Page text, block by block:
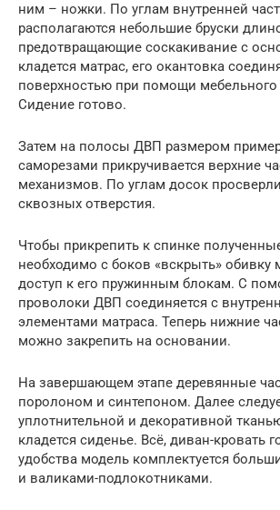
ним – ножки. По углам внутренней
располагаются небольшие бруски
предотвращающие соскакивание с
кладется матрас, его окантовка
поверхностью при помощи мебельного
Сидение готово.
Затем на полосы ДВП размером
саморезами прикручивается верхние
механизмов. По углам досок
сквозных отверстия.
Чтобы прикрепить к спинке
необходимо с боков «вскрыть» обивку
доступ к его пружинным блокам. С
проволоки ДВП соединяется с
элементами матраса. Теперь нижние
можно закрепить на основании.
На завершающем этапе деревянные
поролоном и синтепоном. Далее
уплотнительной и декоративной
кладется сиденье. Всё, диван-кровать
удобства модель комплектуется
и валиками-подлокотниками.